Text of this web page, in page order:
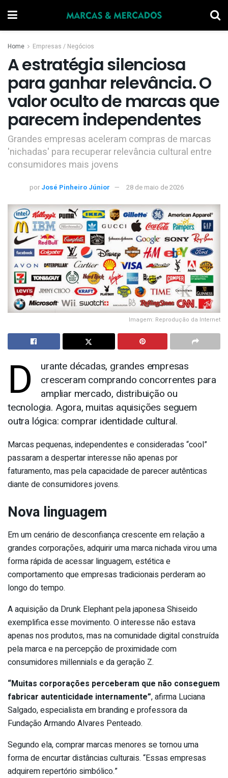
Home Empresas / Negócios
A estratégia silenciosa
para ganhar relevância. O
valor oculto de marcas que
parecem independentes
Grandes empresas aceleram compras de marcas
'nichadas' para recuperar relevância cultural entre
consumidores mais jovens
por José Pinheiro Júnior 28 de maio de 2026
Imagem: Reprodução da Internet
D
urante décadas, grandes empresas
cresceram comprando concorrentes para
ampliar mercado, distribuição ou
tecnologia. Agora, muitas aquisições seguem
outra lógica: comprar identidade cultural.
Marcas pequenas, independentes e consideradas “cool”
passaram a despertar interesse não apenas por
faturamento, mas pela capacidade de parecer autênticas
diante de consumidores jovens.
Nova linguagem
Em um cenário de desconfiança crescente em relação a
grandes corporações, adquirir uma marca nichada virou uma
forma rápida de acessar linguagem, estética e
comportamento que empresas tradicionais perderam ao
longo do tempo.
A aquisição da Drunk Elephant pela japonesa Shiseido
exemplifica esse movimento. O interesse não estava
apenas nos produtos, mas na comunidade digital construída
pela marca e na percepção de proximidade com
consumidores millennials e da geração Z.
“Muitas corporações perceberam que não conseguem
fabricar autenticidade internamente”, afirma Luciana
Salgado, especialista em branding e professora da
Fundação Armando Alvares Penteado.
Segundo ela, comprar marcas menores se tornou uma
forma de encurtar distâncias culturais. “Essas empresas
adquirem repertório simbólico.”